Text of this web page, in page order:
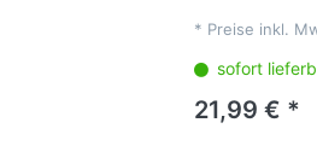
* Preise inkl.
sofort
21,99 € *